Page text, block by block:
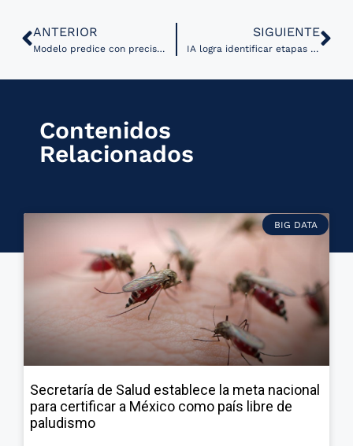
ANTERIOR
Modelo predice con precisión cómo la genética y la contaminación del aire influyen en el desarrollo de enfermedades
SIGUIENTE
IA logra identificar etapas de tumores que podrían convertirse en cáncer invasivo de mama
Contenidos
Relacionados
BIG DATA
Secretaría de Salud establece la meta nacional
para certificar a México como país libre de
paludismo